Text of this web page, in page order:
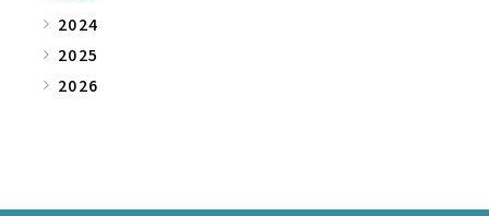
2024
2025
2026